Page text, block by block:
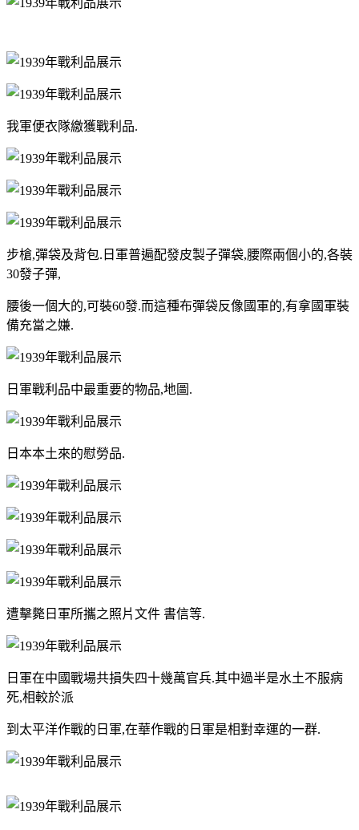
我軍便衣隊繳獲戰利品.
步槍,彈袋及背包.日軍普遍配發皮製子彈袋,腰際兩個小的,各裝
30發子彈,
腰後一個大的,可裝60發.而這種布彈袋反像國軍的,有拿國軍裝
備充當之嫌.
日軍戰利品中最重要的物品,地圖.
日本本土來的慰勞品.
遭擊斃日軍所攜之照片文件 書信等.
日軍在中國戰場共損失四十幾萬官兵.其中過半是水土不服病
死,相較於派
到太平洋作戰的日軍,在華作戰的日軍是相對幸運的一群.